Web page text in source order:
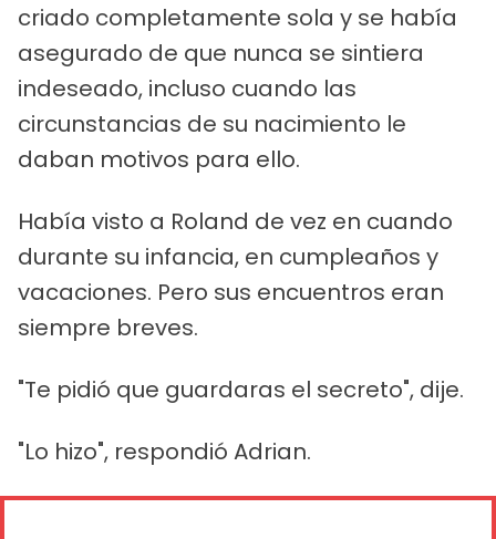
criado completamente sola y se había
asegurado de que nunca se sintiera
indeseado, incluso cuando las
circunstancias de su nacimiento le
daban motivos para ello.
Había visto a Roland de vez en cuando
durante su infancia, en cumpleaños y
vacaciones. Pero sus encuentros eran
siempre breves.
"Te pidió que guardaras el secreto", dije.
"Lo hizo", respondió Adrian.